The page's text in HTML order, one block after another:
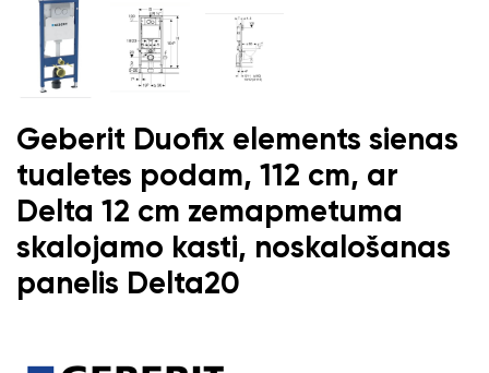
Geberit Duofix elements sienas
tualetes podam, 112 cm, ar
Delta 12 cm zemapmetuma
skalojamo kasti, noskalošanas
panelis Delta20